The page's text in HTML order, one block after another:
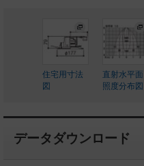
住宅用寸法
図
直射水平面
照度分布図
データダウンロード